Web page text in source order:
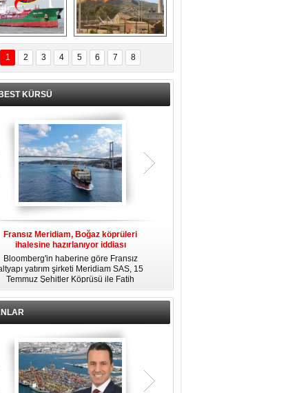
Türk
MINA DENIZ
yetişti
Milas’taki yangın
yeniden termik
santrallere doğru
ilerliyor
1 2 3 4 5 6 7 8
KÜRSÜ
Fransız Meridiam, Boğaz köprüleri
ihalesine hazırlanıyor iddiası
Bloomberg'in haberine göre Fransız
yatırım şirketi Meridiam SAS, 15
Temmuz Şehitler Köprüsü ile Fatih
Sultan Mehmet Köprüsü'nün
özelleştirilmesine yönelik ihaleyle
zamanda kendi yat limanı, helikopter
pisti ve seçkin villaları da içeren koca